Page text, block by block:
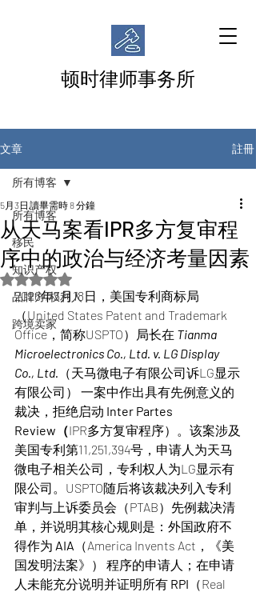
顿时律师事务所
文章 註冊
所有博客
移民
知识产权
品牌方/权利人
跨境卖家
所有博客
从天马案看IPR多方复审程
序中的政治与经济考量因素
5月3日 讀畢需時 8 分鐘
評等為 NaN（最高為 5 顆星）。
2026年3月18日，美国专利商标局
（United States Patent and Trademark
Office，简称USPTO）局长在 Tianma
Microelectronics Co., Ltd. v. LG Display
Co., Ltd. （天马微电子有限公司诉LG显示
有限公司） 一案中作出具有先例意义的
裁决，拒绝启动 Inter Partes
Review（IPR多方复审程序）。该案涉及
美国专利第11,251,394号，申请人为天马
微电子相关公司，专利权人为LG显示有
限公司。USPTO随后将该裁决列入专利
审判与上诉委员会（PTAB）先例裁决清
单，并说明其核心规则是：外国政府不
得作为 AIA （America Invents Act，《美
国发明法案》） 程序的申请人；在申请
人未能充分说明并证明所有 RPI （Real